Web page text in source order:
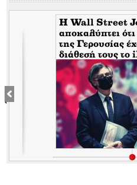
THE ONES WHO DO
MAGAZINE
H Wall Street
αποκαλύπτει ότι
της Γερουσίας
διάθεσή τους το
Tony Fauci από
της πανδημίας.
αυτό για τον
Σωτήρη Τσιόδρα